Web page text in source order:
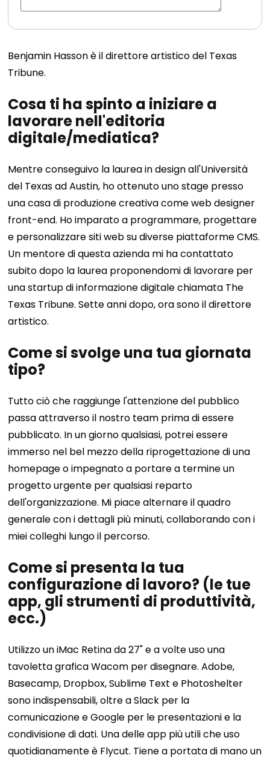
Benjamin Hasson è il direttore artistico del Texas
Tribune.
Cosa ti ha spinto a iniziare a
lavorare nell'editoria
digitale/mediatica?
Mentre conseguivo la laurea in design all'Università
del Texas ad Austin, ho ottenuto uno stage presso
una casa di produzione creativa come web designer
front-end. Ho imparato a programmare, progettare
e personalizzare siti web su diverse piattaforme CMS.
Un mentore di questa azienda mi ha contattato
subito dopo la laurea proponendomi di lavorare per
una startup di informazione digitale chiamata The
Texas Tribune. Sette anni dopo, ora sono il direttore
artistico.
Come si svolge una tua giornata
tipo?
Tutto ciò che raggiunge l'attenzione del pubblico
passa attraverso il nostro team prima di essere
pubblicato. In un giorno qualsiasi, potrei essere
immerso nel bel mezzo della riprogettazione di una
homepage o impegnato a portare a termine un
progetto urgente per qualsiasi reparto
dell'organizzazione. Mi piace alternare il quadro
generale con i dettagli più minuti, collaborando con i
miei colleghi lungo il percorso.
Come si presenta la tua
configurazione di lavoro? (le tue
app, gli strumenti di produttività,
ecc.)
Utilizzo un iMac Retina da 27" e a volte uso una
tavoletta grafica Wacom per disegnare. Adobe,
Basecamp, Dropbox, Sublime Text e Photoshelter
sono indispensabili, oltre a Slack per la
comunicazione e Google per le presentazioni e la
condivisione di dati. Una delle app più utili che uso
quotidianamente è Flycut. Tiene a portata di mano un